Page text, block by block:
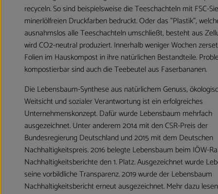
recyceln. So sind beispielsweise die Teeschachteln mit FSC-
minerlölfreien Druckfarben bedruckt. Oder das "Plastik",
ausnahmslos alle Teeschachteln umschließt, besteht aus
wird CO2-neutral produziert. Innerhalb weniger Wochen
Folien im Hauskompost in ihre natürlichen Bestandteile.
kompostierbar sind auch die Teebeutel aus Faserbananen.
Die Lebensbaum-Synthese aus natürlichem Genuss,
Weitsicht und sozialer Verantwortung ist ein erfolgreiches
Unternehmenskonzept. Dafür wurde Lebensbaum mehrfach
ausgezeichnet. Unter anderem 2014 mit den CSR-Preis der
Bundesregierung Deutschland und 2015 mit dem Deutschen
Nachhaltigkeitspreis. 2016 belegte Lebensbaum beim IÖW-
Nachhaltigkeitsberichte den 1. Platz. Ausgezeichnet wurde
seine vorbildliche Transparenz. 2019 wurde der Lebensbaum
Nachhaltigkeitsbericht erneut ausgezeichnet. Mehr dazu